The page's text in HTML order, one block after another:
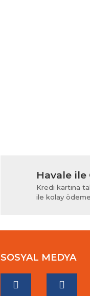
Havale ile
Kredi kartına
ile kolay
SOSYAL MEDYA